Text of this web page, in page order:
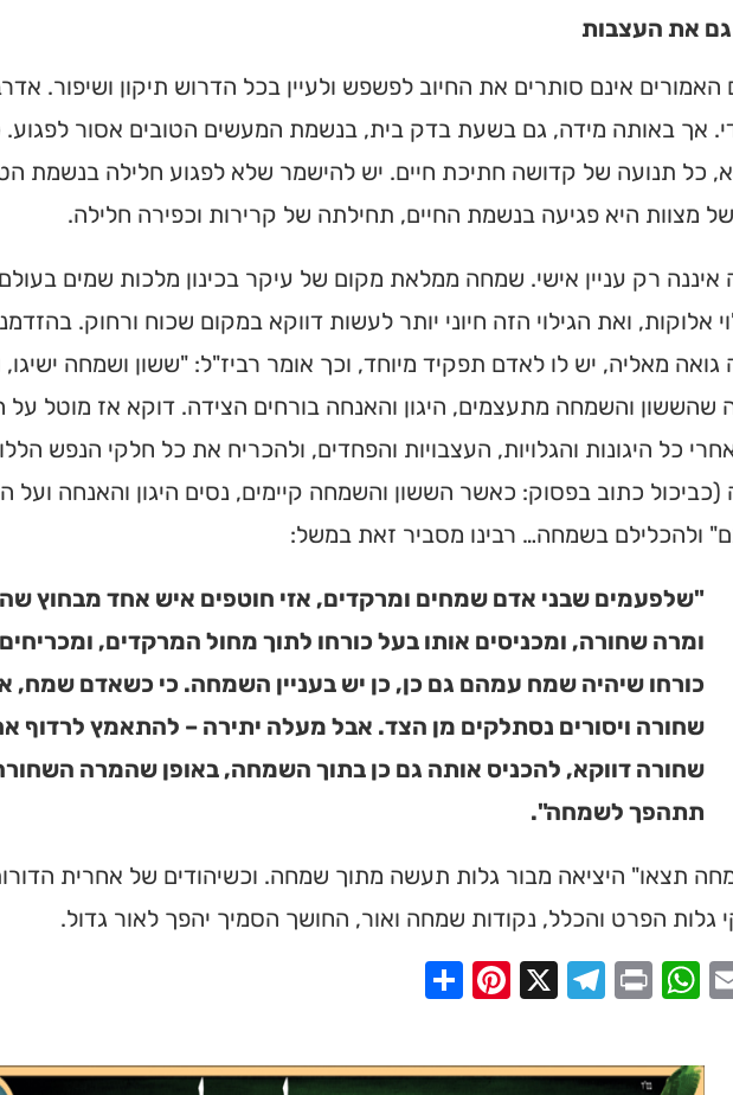
את העצבות
האמורים אינם סותרים את החיוב לפשפש ולעיין בכל הדרוש תיקון ושיפור.
אך באותה מידה, גם בשעת בדק בית, בנשמת המעשים הטובים אסור לפגוע.
כל תנועה של קדושה חתיכת חיים. יש להישמר שלא לפגוע חלילה בנשמת
מצוות היא פגיעה בנשמת החיים, תחילתה של קרירות וכפירה חלילה.
רק עניין אישי. שמחה ממלאת מקום של עיקר בכינון מלכות שמים
אלוקות, ואת הגילוי הזה חיוני יותר לעשות דווקא במקום שכוח ורחוק.
מאליה, יש לו לאדם תפקיד מיוחד, וכך אומר רביז"ל: "ששון ושמחה ישיגו,
שהששון והשמחה מתעצמים, היגון והאנחה בורחים הצידה. דוקא אז מוטל
כל היגונות והגלויות, העצבויות והפחדים, ולהכריח את כל חלקי הנפש
כתוב בפסוק: כאשר הששון והשמחה קיימים, נסים היגון והאנחה ועל
ולהכלילם בשמחה… רבינו מסביר זאת במשל:
"שלפעמים שבני אדם שמחים ומרקדים, אזי חוטפים איש אחד מבחוץ
ומרה שחורה, ומכניסים אותו בעל כורחו לתוך מחול המרקדים,
כורחו שיהיה שמח עמהם גם כן, כן יש בעניין השמחה. כי כשאדם שמח,
שחורה ויסורים נסתלקים מן הצד. אבל מעלה יתירה – להתאמץ לרדוף
שחורה דווקא, להכניס אותה גם כן בתוך השמחה, באופן שהמרה
תתהפך לשמחה".
תצאו" היציאה מבור גלות תעשה מתוך שמחה. וכשיהודים של אחרית
גלות הפרט והכלל, נקודות שמחה ואור, החושך הסמיך יהפך לאור גדול.
Email
WhatsApp
Print
Telegram
Pinterest